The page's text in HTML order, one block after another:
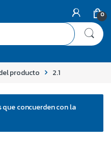
0
producto 2.1
concuerden con la